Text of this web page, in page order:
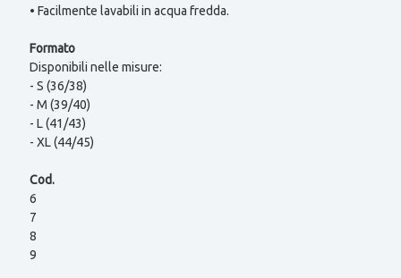
• Facilmente lavabili in acqua fredda.
Formato
Disponibili nelle misure:
- S (36/38)
- M (39/40)
- L (41/43)
- XL (44/45)
Cod.
6
7
8
9